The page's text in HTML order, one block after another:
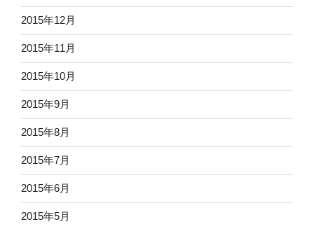
2015年12月
2015年11月
2015年10月
2015年9月
2015年8月
2015年7月
2015年6月
2015年5月